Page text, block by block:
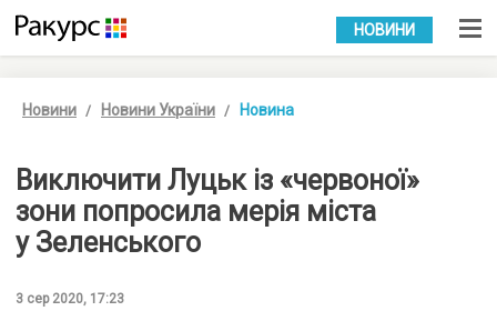
УКР РУС
НОВИНИ
Новини Новини України Новина
Виключити Луцьк із «червоної»
зони попросила мерія міста
у Зеленського
3 сер 2020, 17:23